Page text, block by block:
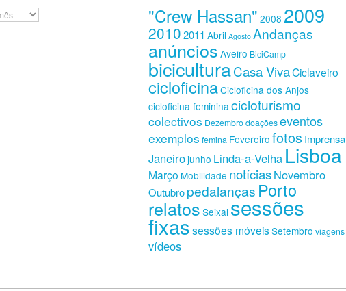
"Crew Hassan" 2008 2009
20102011 Abril Agosto Andanças
anúncios Aveiro BiciCamp
biciculturaCasa VivaCiclaveiro
cicloficinaCicloficina dos Anjos
cicloficina feminina cicloturismo
colectivos Dezembrodoaçõeseventos
exemplos femina Fevereiro fotos Imprensa
Janeirojunho Linda-a-Velha Lisboa
Março Mobilidade notíciasNovembro
Outubro pedalanças Porto
relatos Seixal sessões
fixassessões móveisSetembro viagens
vídeos